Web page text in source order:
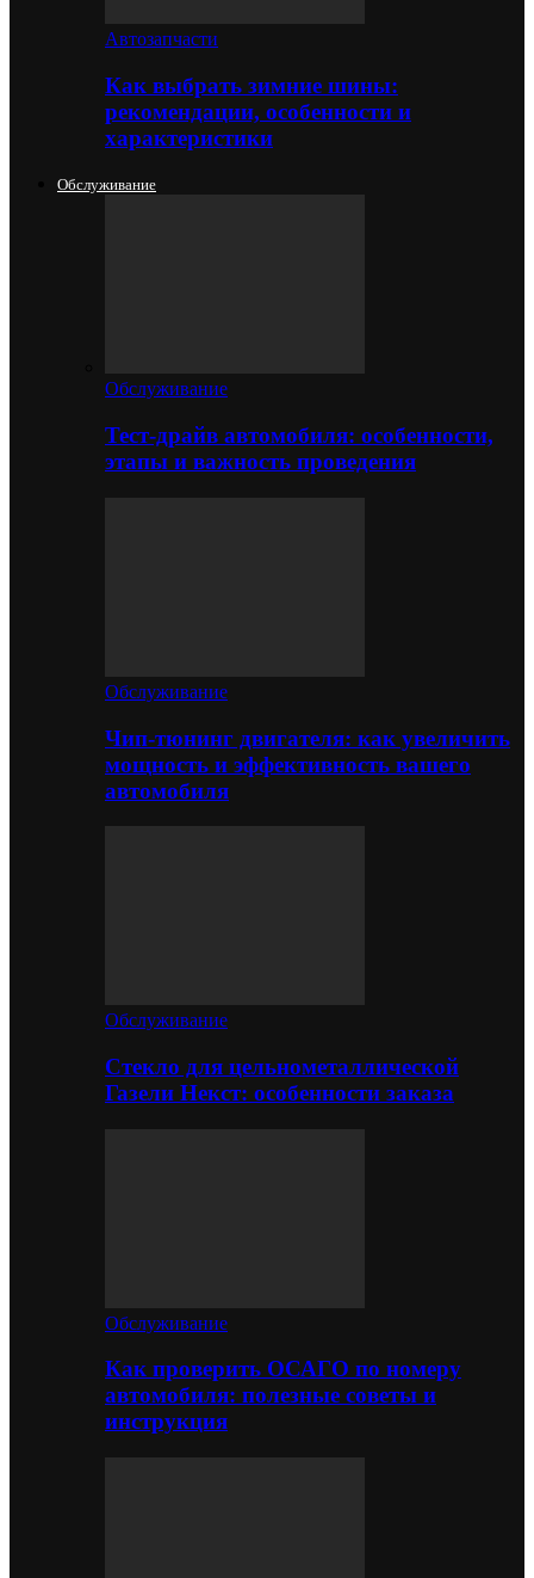
Автозапчасти
Как выбрать зимние шины:
рекомендации, особенности и
характеристики
Обслуживание
Обслуживание
Тест-драйв автомобиля: особенности,
этапы и важность проведения
Обслуживание
Чип-тюнинг двигателя: как увеличить
мощность и эффективность вашего
автомобиля
Обслуживание
Стекло для цельнометаллической
Газели Некст: особенности заказа
Обслуживание
Как проверить ОСАГО по номеру
автомобиля: полезные советы и
инструкция